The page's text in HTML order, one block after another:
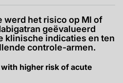
werd het risico op MI of
geëvalueerd
klinische indicaties en ten
controle-armen.
higher risk of acute